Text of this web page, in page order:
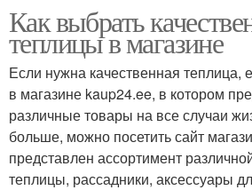
Как выбрать
теплицы в магазине
Если нужна качественная теплица,
в магазине kaup24.ee, в котором
различные товары на все случаи
больше, можно посетить сайт
представлен ассортимент
теплицы, рассадники, аксессуары